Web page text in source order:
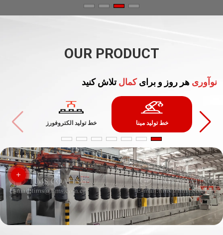
OUR PRODUCT
نوآوری هر روز و برای کمال تلاش کنید
خط تولید مینا خط تولید الکتروفورز خط